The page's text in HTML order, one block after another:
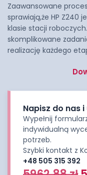
Zaawansowane
sprawiają,że HP Z240
klasie stacji
skomplikowane
realizację każdego
Napisz do nas
Wypełnij
indywidualną
potrzeb.
Szybki kontakt z
+48 505 315 392